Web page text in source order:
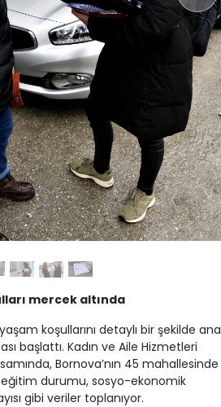
mercek altında
koşullarını detaylı bir şekilde
başlattı. Kadın ve Aile Hizmetleri
Bornova’nın 45 mahallesinde
eğitim durumu, sosyo-ekonomik
gibi veriler toplanıyor.